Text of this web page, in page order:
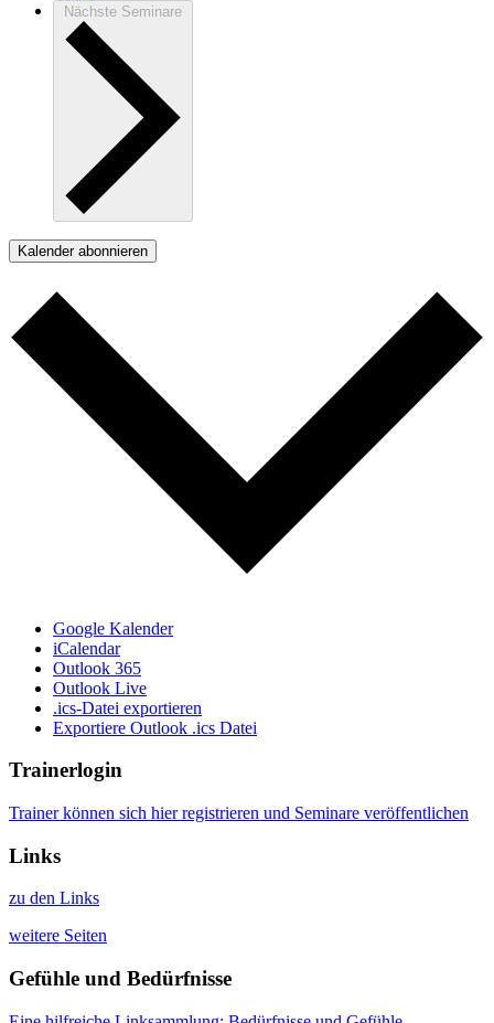
Nächste Seminare
Kalender abonnieren
Google Kalender
iCalendar
Outlook 365
Outlook Live
.ics-Datei exportieren
Exportiere Outlook .ics Datei
Trainerlogin
Trainer können sich hier registrieren und Seminare veröffentlichen
Links
zu den Links
weitere Seiten
Gefühle und Bedürfnisse